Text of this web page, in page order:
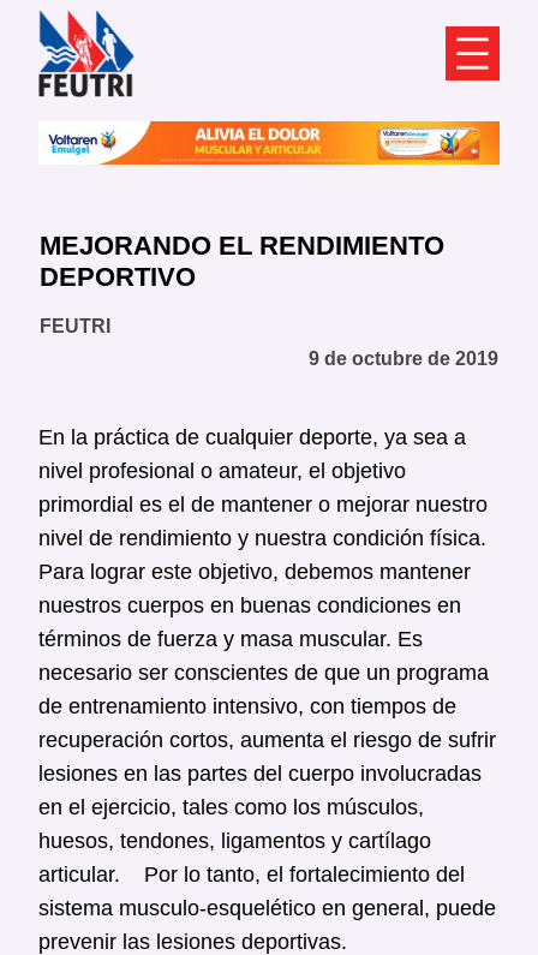
Saltar
contenido
MEJORANDO EL RENDIMIENTO
DEPORTIVO
FEUTRI
9 de octubre de 2019
En la práctica de cualquier deporte, ya sea a
nivel profesional o amateur, el objetivo
primordial es el de mantener o mejorar nuestro
nivel de rendimiento y nuestra condición física.
Para lograr este objetivo, debemos mantener
nuestros cuerpos en buenas condiciones en
términos de fuerza y ​​masa muscular. Es
necesario ser conscientes de que un programa
de entrenamiento intensivo, con tiempos de
recuperación cortos, aumenta el riesgo de sufrir
lesiones en las partes del cuerpo involucradas
en el ejercicio, tales como los músculos,
huesos, tendones, ligamentos y cartílago
articular. Por lo tanto, el fortalecimiento del
sistema musculo-esquelético en general, puede
prevenir las lesiones deportivas.